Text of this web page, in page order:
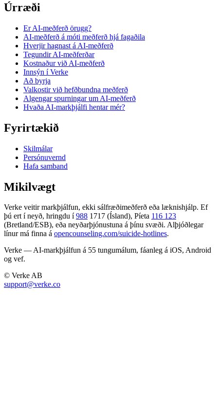
Úrræði
Er AI-meðferð örugg?
AI-meðferð á móti meðferð hjá fagaðila
Hverjir hagnast á AI-meðferð
Tegundir AI-meðferðar
Kostnaður við AI-meðferð
Innsýn í Verke
Að byrja
Valkostir við hefðbundna meðferð
Algengar spurningar um AI-meðferð
Hvaða AI-markþjálfi hentar mér?
Fyrirtækið
Skilmálar
Persónuvernd
Hafa samband
Mikilvægt
Verke veitir markþjálfun, ekki sálfræðimeðferð eða læknishjálp. Ef
þú ert í neyð, hringdu í 988 1717 (Ísland), Píeta 116 123
(Bretland/ESB), eða neyðarþjónustuna á þínu svæði. Alþjóðlegar
línur má finna á opencounseling.com/suicide-hotlines.
Verke — AI-markþjálfun á 55 tungumálum, fáanleg á iOS, Android
og vef.
© Verke AB
support@verke.co